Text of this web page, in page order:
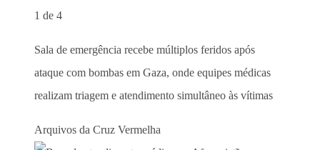
1 de 4
Sala de emergência recebe múltiplos feridos após
ataque com bombas em Gaza, onde equipes médicas
realizam triagem e atendimento simultâneo às vítimas
Arquivos da Cruz Vermelha